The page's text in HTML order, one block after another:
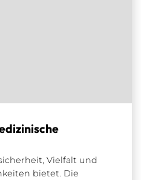
Vielfalt und
bietet. Die